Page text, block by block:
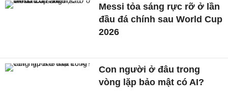
Messi tỏa sáng rực rỡ ở lần
đầu đá chính sau World Cup
2026
Con người ở đâu trong
vòng lặp bảo mật có AI?